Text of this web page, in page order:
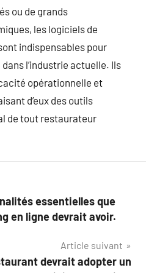
ou de grands
les logiciels de
indispensables pour
l’industrie actuelle. Ils
opérationnelle et
d’eux des outils
de tout restaurateur
essentielles que
en ligne devrait avoir.
Article suivant
devrait adopter un